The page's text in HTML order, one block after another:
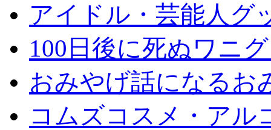
アイドル・芸能人グ
100日後に死ぬワニ
おみやげ話になるお
コムズコスメ・アル